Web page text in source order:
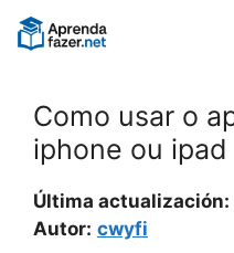
Pular
para
Como usar o
iphone ou ipad
Última actualización:
Autor: cwyfi